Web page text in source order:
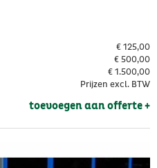
€ 125,00
€ 500,00
€ 1.500,00
Prijzen excl. BTW
toevoegen aan offerte +